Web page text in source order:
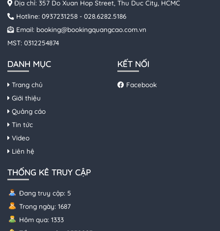
Địa chỉ: 357 Do Xuan Hop Street, Thu Duc City, HCMC
Hotline: 0937231258 - 028.6282.5186
Email: booking@bookingquangcao.com.vn
MST: 0312254874
DANH MỤC
Trang chủ
Giới thiệu
Quảng cáo
Tin tức
Video
Liên hệ
KẾT NỐI
Facebook
THỐNG KÊ TRUY CẬP
Đang truy cập: 5
Trong ngày: 1687
Hôm qua: 1333